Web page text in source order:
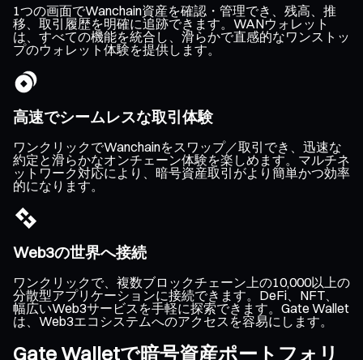
1つの画面でWanchain資産を確認・管理でき、残高、推
移、取引履歴を明確に追跡できます。WANウォレット
は、すべての機能を統合し、滑らかで直感的なワンストッ
プのウォレット体験を提供します。
高速でシームレスな取引体験
ワンクリックでWanchainをスワップ／取引でき、迅速な
約定と滑らかなオンチェーン体験を楽しめます。マルチネ
ットワーク対応により、暗号資産取引がより簡単かつ効率
的になります。
Web3の世界へ接続
ワンクリックで、複数ブロックチェーン上の10,000以上の
分散型アプリケーションに接続できます。DeFi、NFT、
幅広いWeb3サービスを手軽に探索できます。Gate Wallet
は、Web3エコシステムへのアクセスを容易にします。
Gate Walletで暗号資産ポートフォリ